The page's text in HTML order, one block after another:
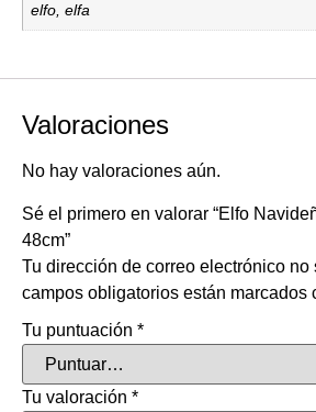
elfo, elfa
Valoraciones
No hay valoraciones aún.
Sé el primero en valorar “Elfo
48cm”
Tu dirección de correo electrónico no
campos obligatorios están marcados
Tu puntuación *
Tu valoración *